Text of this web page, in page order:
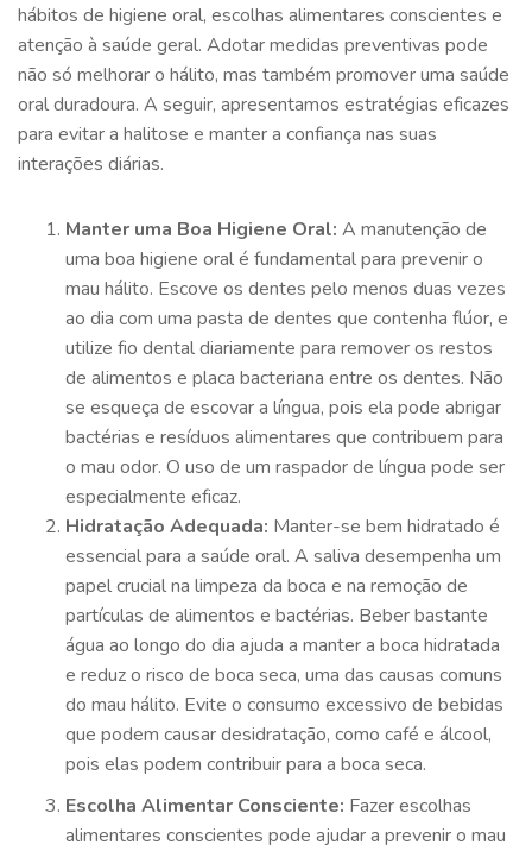
hábitos de higiene oral, escolhas alimentares conscientes e
atenção à saúde geral. Adotar medidas preventivas pode
não só melhorar o hálito, mas também promover uma saúde
oral duradoura. A seguir, apresentamos estratégias eficazes
para evitar a halitose e manter a confiança nas suas
interações diárias.
Manter uma Boa Higiene Oral: A manutenção de
uma boa higiene oral é fundamental para prevenir o
mau hálito. Escove os dentes pelo menos duas vezes
ao dia com uma pasta de dentes que contenha flúor, e
utilize fio dental diariamente para remover os restos
de alimentos e placa bacteriana entre os dentes. Não
se esqueça de escovar a língua, pois ela pode abrigar
bactérias e resíduos alimentares que contribuem para
o mau odor. O uso de um raspador de língua pode ser
especialmente eficaz.
Hidratação Adequada: Manter-se bem hidratado é
essencial para a saúde oral. A saliva desempenha um
papel crucial na limpeza da boca e na remoção de
partículas de alimentos e bactérias. Beber bastante
água ao longo do dia ajuda a manter a boca hidratada
e reduz o risco de boca seca, uma das causas comuns
do mau hálito. Evite o consumo excessivo de bebidas
que podem causar desidratação, como café e álcool,
pois elas podem contribuir para a boca seca.
Escolha Alimentar Consciente: Fazer escolhas
alimentares conscientes pode ajudar a prevenir o mau